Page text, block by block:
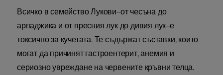
Всичко в семейство Лукови–от чесъна до
арпаджика и от пресния лук до дивия лук–е
токсично за кучетата. Те съдържат съставки, които
могат да причинят гастроентерит, анемия и
сериозно увреждане на червените кръвни телца.